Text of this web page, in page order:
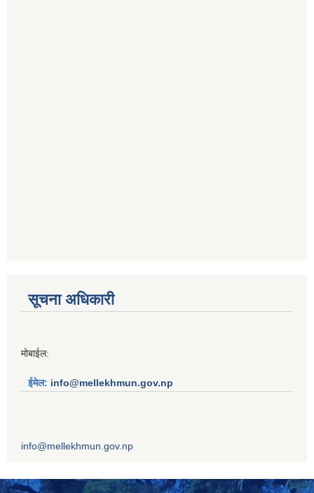
सूचना अधिकारी
मोबाईल:
ईमेल: info@mellekhmun.gov.np
info@mellekhmun.gov.np